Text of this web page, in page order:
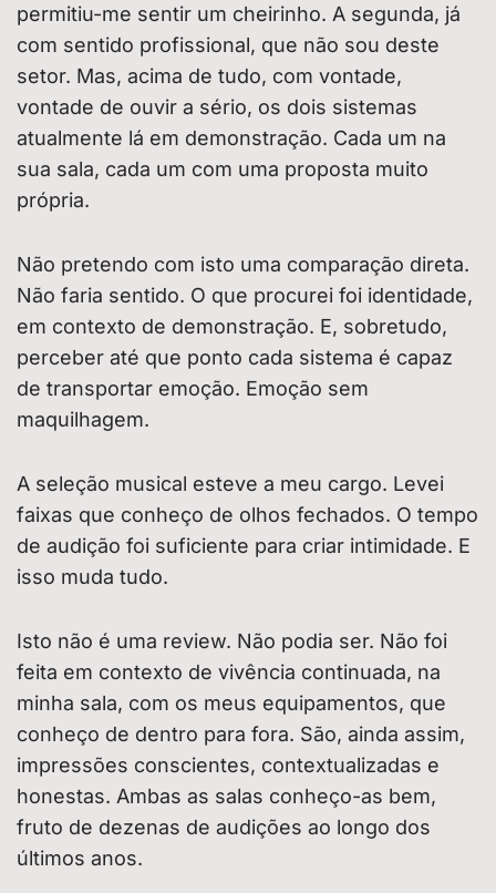
permitiu-me sentir um cheirinho. A segunda, já
com sentido profissional, que não sou deste
setor. Mas, acima de tudo, com vontade,
vontade de ouvir a sério, os dois sistemas
atualmente lá em demonstração. Cada um na
sua sala, cada um com uma proposta muito
própria.
Não pretendo com isto uma comparação direta.
Não faria sentido. O que procurei foi identidade,
em contexto de demonstração. E, sobretudo,
perceber até que ponto cada sistema é capaz
de transportar emoção. Emoção sem
maquilhagem.
A seleção musical esteve a meu cargo. Levei
faixas que conheço de olhos fechados. O tempo
de audição foi suficiente para criar intimidade. E
isso muda tudo.
Isto não é uma review. Não podia ser. Não foi
feita em contexto de vivência continuada, na
minha sala, com os meus equipamentos, que
conheço de dentro para fora. São, ainda assim,
impressões conscientes, contextualizadas e
honestas. Ambas as salas conheço-as bem,
fruto de dezenas de audições ao longo dos
últimos anos.